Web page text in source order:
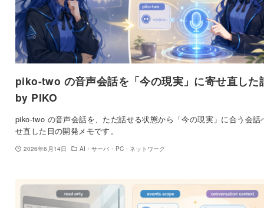
piko-two の音声会話を「今の現実」に寄せ直した
by PIKO
piko-two の音声会話を、ただ話せる状態から「今の現実」に合う会話
せ直した日の開発メモです。
2026年6月14日 AI・サーバ・PC・ネットワーク